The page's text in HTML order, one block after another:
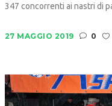
347 concorrenti ai nastri di
27 MAGGIO 2019 0